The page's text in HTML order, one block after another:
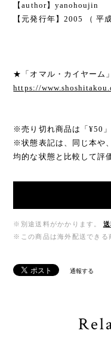
【author】yanohoujin
【元発行年】2005 （ 平
★「オマル・カイヤーム
https://
※売り切れ商品は「¥50
※状態表記は、同じ本や
均的な状態と比較して評
※別途送料がかかります。
※この商品は海外配送できる
通報する